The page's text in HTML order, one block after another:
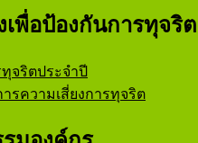
เพื่อป้องกันการทุจริต
จริตประจำปี
รความเสี่ยงการทุจริต